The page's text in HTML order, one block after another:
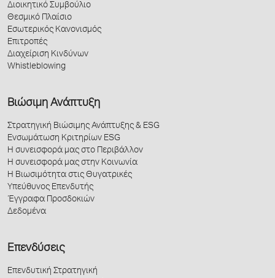
Διοικητικό Συμβούλιο
Θεσμικό Πλαίσιο
Εσωτερικός Κανονισμός
Επιτροπές
Διαχείριση Κινδύνων
Whistleblowing
Βιώσιμη Ανάπτυξη
Στρατηγική Βιώσιμης Ανάπτυξης & ESG
Ενσωμάτωση Κριτηρίων ESG
Η συνεισφορά μας στο Περιβάλλον
Η συνεισφορά μας στην Κοινωνία
Η Βιωσιμότητα στις Θυγατρικές
Υπεύθυνος Επενδυτής
Έγγραφα Προσδοκιών
Δεδομένα
Επενδύσεις
Επενδυτική Στρατηγική